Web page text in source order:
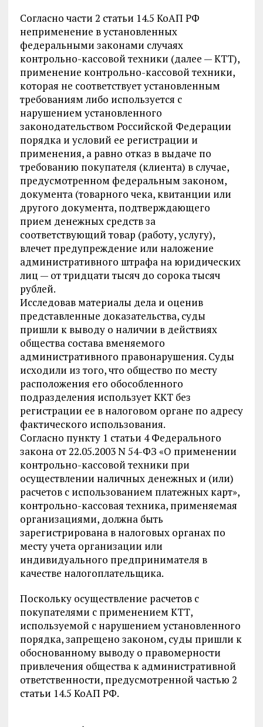
Согласно части 2 статьи 14.5 КоАП РФ
неприменение в установленных
федеральными законами случаях
контрольно-кассовой техники (далее — КТТ),
применение контрольно-кассовой техники,
которая не соответствует установленным
требованиям либо используется с
нарушением установленного
законодательством Российской Федерации
порядка и условий ее регистрации и
применения, а равно отказ в выдаче по
требованию покупателя (клиента) в случае,
предусмотренном федеральным законом,
документа (товарного чека, квитанции или
другого документа, подтверждающего
прием денежных средств за
соответствующий товар (работу, услугу),
влечет предупреждение или наложение
административного штрафа на юридических
лиц — от тридцати тысяч до сорока тысяч
рублей.
Исследовав материалы дела и оценив
представленные доказательства, суды
пришли к выводу о наличии в действиях
общества состава вменяемого
административного правонарушения. Суды
исходили из того, что общество по месту
расположения его обособленного
подразделения использует ККТ без
регистрации ее в налоговом органе по адресу
фактического использования.
Согласно пункту 1 статьи 4 Федерального
закона от 22.05.2003 N 54-ФЗ «О применении
контрольно-кассовой техники при
осуществлении наличных денежных и (или)
расчетов с использованием платежных карт»,
контрольно-кассовая техника, применяемая
организациями, должна быть
зарегистрирована в налоговых органах по
месту учета организации или
индивидуального предпринимателя в
качестве налогоплательщика.
Поскольку осуществление расчетов с
покупателями с применением КТТ,
используемой с нарушением установленного
порядка, запрещено законом, суды пришли к
обоснованному выводу о правомерности
привлечения общества к административной
ответственности, предусмотренной частью 2
статьи 14.5 КоАП РФ.